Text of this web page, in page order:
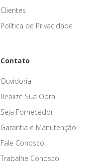
Clientes
Política de Privacidade
Contato
Ouvidoria
Realize Sua Obra
Seja Fornecedor
Garantia e Manutenção
Fale Conosco
Trabalhe Conosco